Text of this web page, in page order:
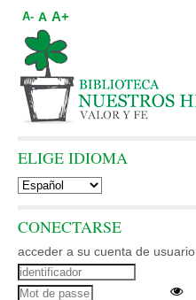
A- A A+
ELIGE IDIOMA
CONECTARSE
acceder a su cuenta de usuario